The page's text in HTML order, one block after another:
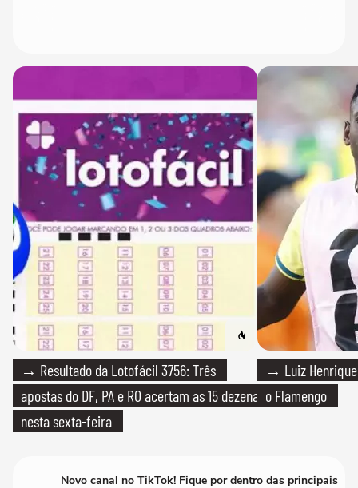
→ Resultado da Lotofácil 3756: Três
apostas do DF, PA e RO acertam as 15 dezenas
nesta sexta-feira
→ Luiz
o Flamengo
Novo canal no TikTok! Fique por dentro das principais